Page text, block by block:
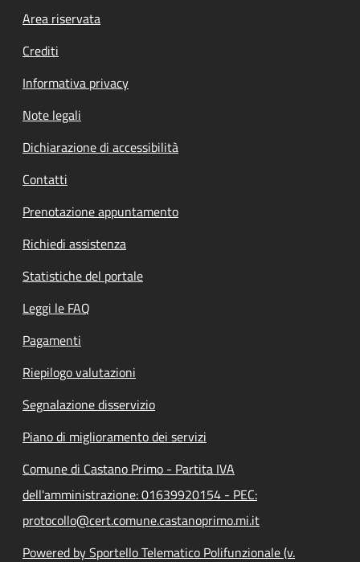
Footer menu
Area riservata
Crediti
Informativa privacy
Note legali
Dichiarazione di accessibilità
Contatti
Prenotazione appuntamento
Richiedi assistenza
Statistiche del portale
Leggi le FAQ
Pagamenti
Riepilogo valutazioni
Segnalazione disservizio
Piano di miglioramento dei servizi
Comune di Castano Primo - Partita IVA
dell'amministrazione: 01639920154 - PEC:
protocollo@cert.comune.castanoprimo.mi.it
Powered by Sportello Telematico Polifunzionale (v.